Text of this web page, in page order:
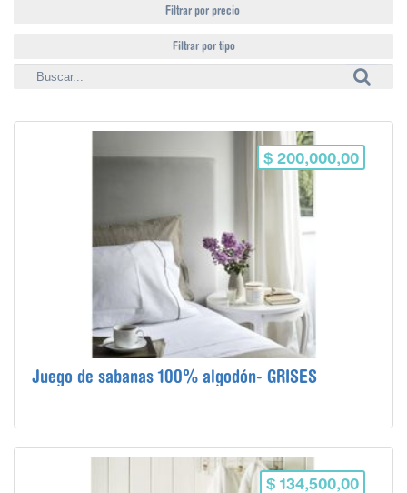
Filtrar por precio
Filtrar por tipo
$ 200,000,00
Juego de sabanas 100% algodón- GRISES
$ 134,500,00